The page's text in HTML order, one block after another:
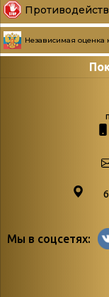
Независимая оценка
podvedenie-
paskhalnaya-palitra
Библионочь – как
Мы в соцсетях: